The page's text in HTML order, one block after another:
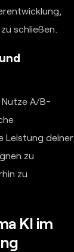
schließen.
Nutze A/B-
Leistung deiner
zu
zu
KI im